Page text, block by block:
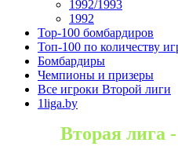
1992/1993
1992
Top-100 бомбардиров
Топ-100 по количеству
Бомбардиры
Чемпионы и призеры
Все игроки Второй лиги
1liga.by
Вторая лига